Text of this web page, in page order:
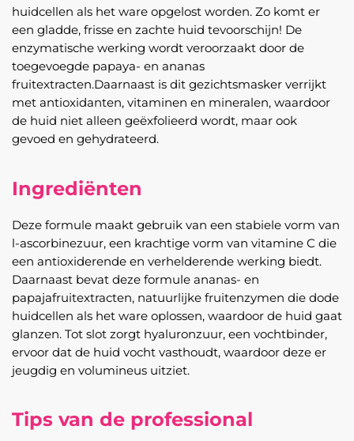
huidcellen als het ware opgelost worden. Zo komt er
een gladde, frisse en zachte huid tevoorschijn! De
enzymatische werking wordt veroorzaakt door de
toegevoegde papaya- en ananas
fruitextracten.Daarnaast is dit gezichtsmasker verrijkt
met antioxidanten, vitaminen en mineralen, waardoor
de huid niet alleen geëxfolieerd wordt, maar ook
gevoed en gehydrateerd.
Ingrediënten
Deze formule maakt gebruik van een stabiele vorm van
l-ascorbinezuur, een krachtige vorm van vitamine C die
een antioxiderende en verhelderende werking biedt.
Daarnaast bevat deze formule ananas- en
papajafruitextracten, natuurlijke fruitenzymen die dode
huidcellen als het ware oplossen, waardoor de huid gaat
glanzen. Tot slot zorgt hyaluronzuur, een vochtbinder,
ervoor dat de huid vocht vasthoudt, waardoor deze er
jeugdig en volumineus uitziet.
Tips van de professional